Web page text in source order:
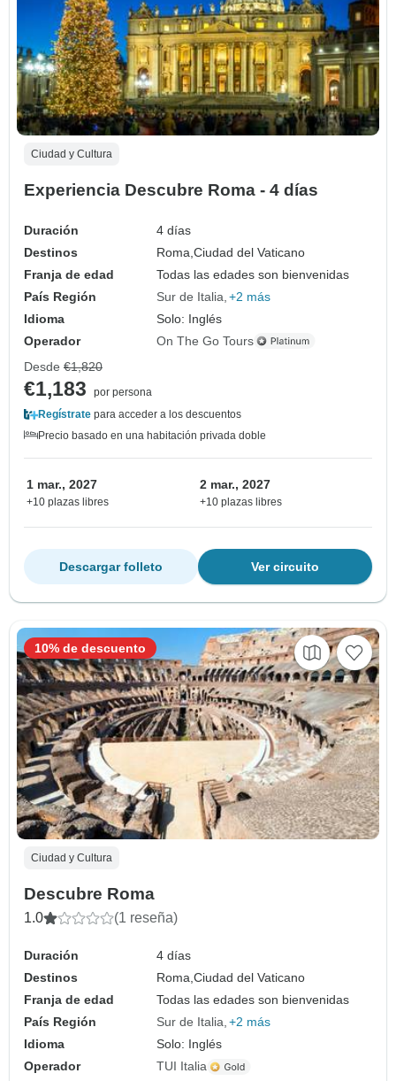
Ciudad y Cultura
Experiencia Descubre Roma - 4 días
Duración
4 días
Destinos
Roma,Ciudad del Vaticano
Franja de edad
Todas las edades son bienvenidas
País Región
Sur de Italia +2 más
Idioma
Solo: Inglés
Operador
On The Go Tours
Desde €1,820
€1,183
por persona
Regístrate para acceder a los descuentos
Precio basado en una habitación privada doble
1 mar., 2027
+10 plazas libres
2 mar., 2027
+10 plazas libres
Ver circuito
Descargar folleto
Ciudad y Cultura
Descubre Roma
1.0 (1 reseña)
Duración
4 días
Destinos
Roma,Ciudad del Vaticano
Franja de edad
Todas las edades son bienvenidas
País Región
Sur de Italia +2 más
Idioma
Solo: Inglés
Operador
TUI Italia
10% de descuento